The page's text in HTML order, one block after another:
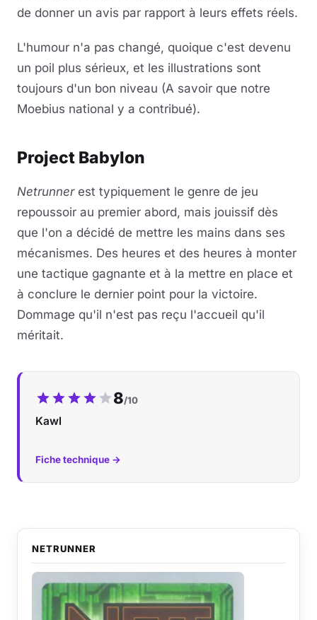
de donner un avis par rapport à leurs effets réels.
L'humour n'a pas changé, quoique c'est devenu
un poil plus sérieux, et les illustrations sont
toujours d'un bon niveau (A savoir que notre
Moebius national y a contribué).
Project Babylon
Netrunner est typiquement le genre de jeu
repoussoir au premier abord, mais jouissif dès
que l'on a décidé de mettre les mains dans ses
mécanismes. Des heures et des heures à monter
une tactique gagnante et à la mettre en place et
à conclure le dernier point pour la victoire.
Dommage qu'il n'est pas reçu l'accueil qu'il
méritait.
Notre note :
8/10
Kawl
Fiche technique →
NETRUNNER